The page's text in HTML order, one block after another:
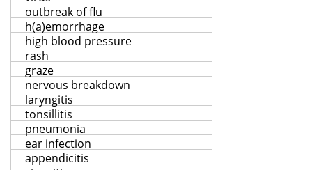
outbreak of flu
h(a)emorrhage
high blood pressure
rash
graze
nervous breakdown
laryngitis
tonsillitis
pneumonia
ear infection
appendicitis